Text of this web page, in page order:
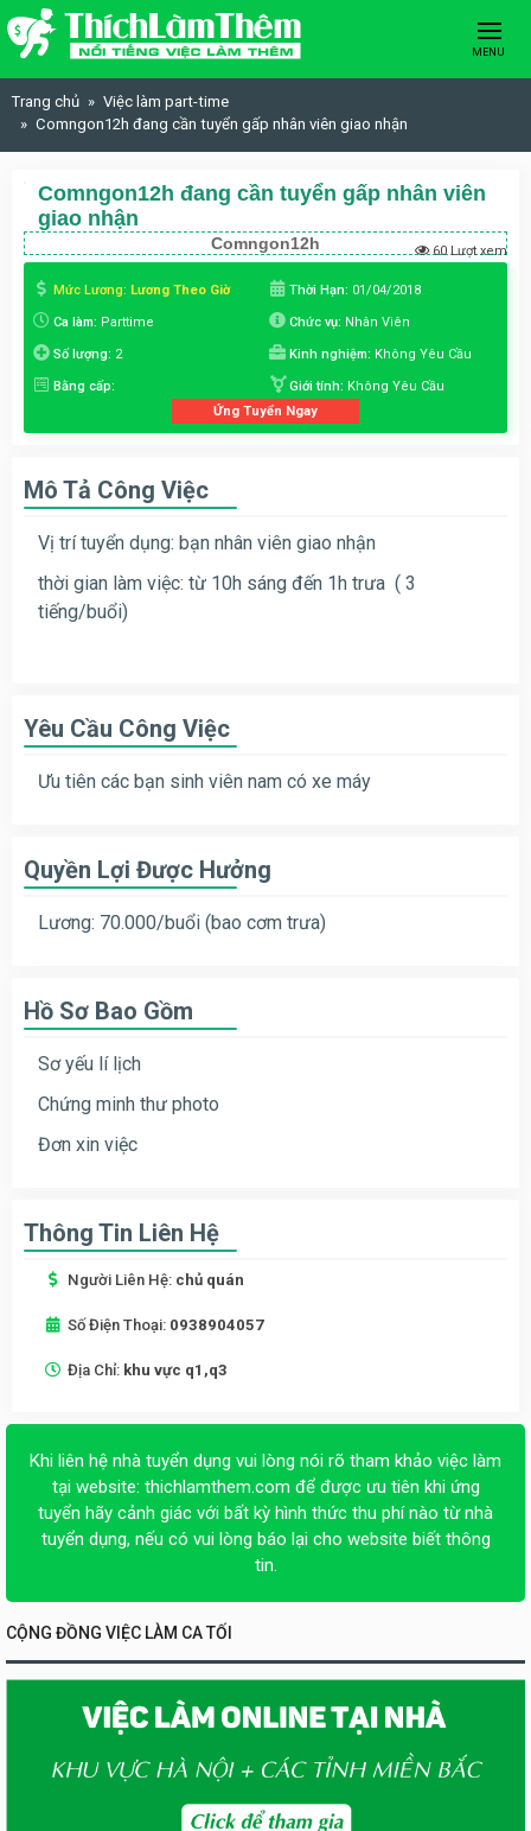
Skip to content
MENU
Trang chủ
Việc làm part-time
Comngon12h đang cần tuyển gấp nhân viên giao nhận
Comngon12h đang cần tuyển gấp nhân viên
giao nhận
Comngon12h 60 Lượt xem
Mức Lương: Lương Theo Giờ Thời Hạn: 01/04/2018
Ca làm: Parttime Chức vụ: Nhân Viên
Số lượng: 2 Kinh nghiệm: Không Yêu Cầu
Bằng cấp: Giới tính: Không Yêu Cầu
Ứng Tuyển Ngay
Mô Tả Công Việc
Vị trí tuyển dụng: bạn nhân viên giao nhận
thời gian làm việc: từ 10h sáng đến 1h trưa ( 3
tiếng/buổi)
Yêu Cầu Công Việc
Ưu tiên các bạn sinh viên nam có xe máy
Quyền Lợi Được Hưởng
Lương: 70.000/buổi (bao cơm trưa)
Hồ Sơ Bao Gồm
Sơ yếu lí lịch
Chứng minh thư photo
Đơn xin việc
Thông Tin Liên Hệ
Người Liên Hệ: chủ quán
Số Điện Thoại: 0938904057
Địa Chỉ: khu vực q1,q3
Khi liên hệ nhà tuyển dụng vui lòng nói rõ tham khảo việc làm
tại website: thichlamthem.com để được ưu tiên khi ứng
tuyển hãy cảnh giác với bất kỳ hình thức thu phí nào từ nhà
tuyển dụng, nếu có vui lòng báo lại cho website biết thông
tin.
CỘNG ĐỒNG VIỆC LÀM CA TỐI